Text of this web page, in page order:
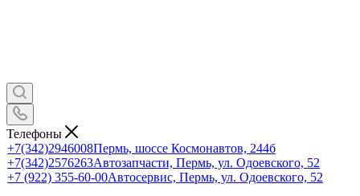
Телефоны
+7(342)2946008Пермь, шоссе Космонавтов, 244б
+7(342)2576263Автозапчасти, Пермь, ул. Одоевского, 52
+7 (922) 355-60-00Автосервис, Пермь, ул. Одоевского, 52